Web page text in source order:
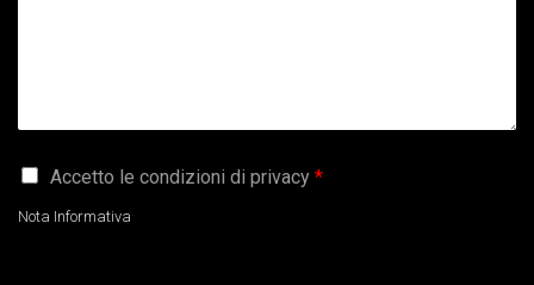
G
P
Accetto le condizioni di privacy *
Nota Informativa